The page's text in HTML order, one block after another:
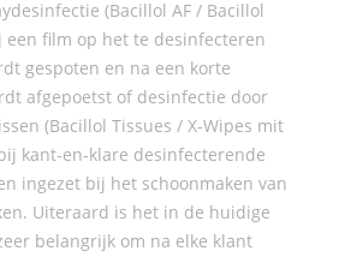
(Bacillol AF / Bacillol
een film op het te desinfecteren
gespoten en na een korte
afgepoetst of desinfectie door
(Bacillol Tissues / X-Wipes mit
kant-en-klare desinfecterende
ingezet bij het schoonmaken van
Uiteraard is het in de huidige
belangrijk om na elke klant